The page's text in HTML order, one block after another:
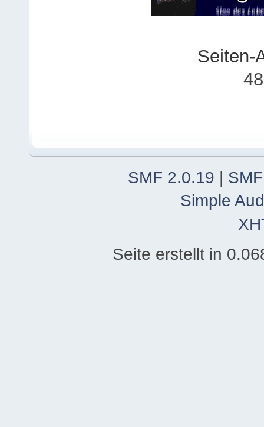
Seiten-
SMF 2.0.19 |
Simple
Seite erstellt in